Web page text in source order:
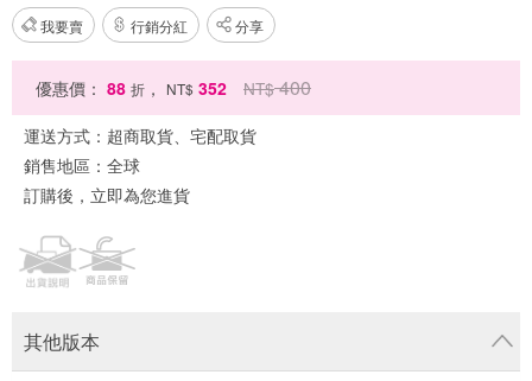
我要賣 行銷分紅 分享
優惠價： 88 折 ， NT$ 352 NT$ 400
運送方式： 超商取貨、宅配取貨
銷售地區： 全球
訂購後，立即為您進貨
其他版本